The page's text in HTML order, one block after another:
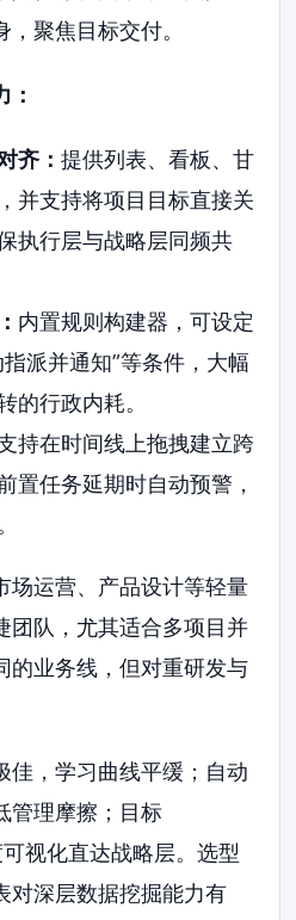
聚焦目标交付。
：
齐： 提供列表、看板、甘
并支持将项目目标直接关
执行层与战略层同频共
内置规则构建器，可设定
派并通知”等条件，大幅
的行政内耗。
持在时间线上拖拽建立跨
置任务延期时自动预警，
场运营、产品设计等轻量
团队，尤其适合多项目并
的业务线，但对重研发与
佳，学习曲线平缓；自动
管理摩擦；目标
可视化直达战略层。选型
对深层数据挖掘能力有